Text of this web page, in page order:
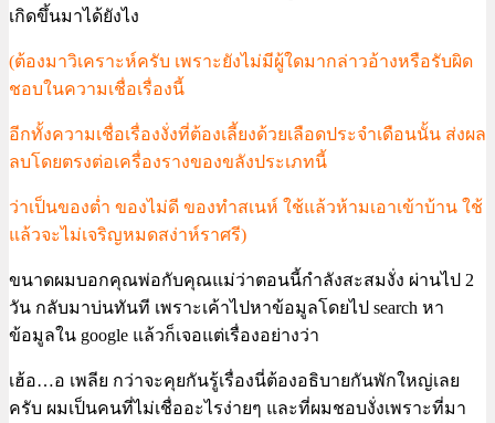
เกิดขึ้นมาได้ยังไง
(ต้องมาวิเคราะห์ครับ เพราะยังไม่มีผู้ใดมากล่าวอ้างหรือรับผิด
ชอบในความเชื่อเรื่องนี้
อีกทั้งความเชื่อเรื่องงั่งที่ต้องเลี้ยงด้วยเลือดประจำเดือนนั้น ส่งผล
ลบโดยตรงต่อเครื่องรางของขลังประเภทนี้
ว่าเป็นของต่ำ ของไม่ดี ของทำสเนห์ ใช้แล้วห้ามเอาเข้าบ้าน ใช้
แล้วจะไม่เจริญหมดสง่าห์ราศรี)
ขนาดผมบอกคุณพ่อกับคุณแม่ว่าตอนนี้กำลังสะสมงั่ง ผ่านไป 2
วัน กลับมาบ่นทันที เพราะเค้าไปหาข้อมูลโดยไป search หา
ข้อมูลใน google แล้วก็เจอแต่เรื่องอย่างว่า
เฮ้อ…อ เพลีย กว่าจะคุยกันรู้เรื่องนี่ต้องอธิบายกันพักใหญ่เลย
ครับ ผมเป็นคนที่ไม่เชื่ออะไรง่ายๆ และที่ผมชอบงั่งเพราะที่มา